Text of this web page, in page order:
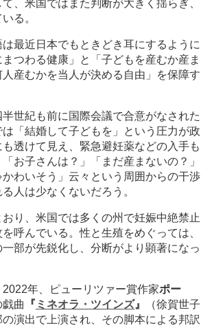
、米国ではまた判断が大きく揺らぎ、
る。
最近日本でもときどき耳にするように
つわる健康」と「子どもを産むか産ま
産むかを当人が決める自由」を保障す
世紀も前に国際会議で合意がなされた
「結婚して子どもを」という圧力が政
透けて見え、緊急避妊薬などの入手も
お子さんは？」「まだ産まないの？」
かわいそう」云々という周囲からの干渉
人は少なくないだろう。
り、米国では多くの州で妊娠中絶禁止
呼んでいる。性と生殖をめぐっては、
部が先鋭化し、分断がより顕著になっ
年、ピューリツァー賞作家ポー
戯曲 『 ミネオラ・ツインズ』
（徐賀世子
演出で上演され、その脚本による邦訳